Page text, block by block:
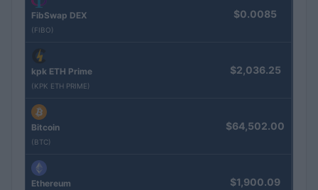
FibSwap DEX
(FIBO)
$0.0085
kpk ETH Prime
(KPK ETH PRIME)
$2,036.25
Bitcoin
(BTC)
$64,502.00
Ethereum $1,900.09